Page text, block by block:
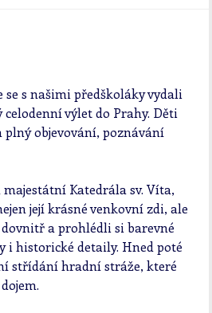
se s našimi předškoláky vydali
výlet do Prahy. Děti
objevování, poznávání
Katedrála sv. Víta,
její krásné venkovní zdi, ale
a prohlédli si barevné
i historické detaily. Hned poté
střídání hradní stráže, které